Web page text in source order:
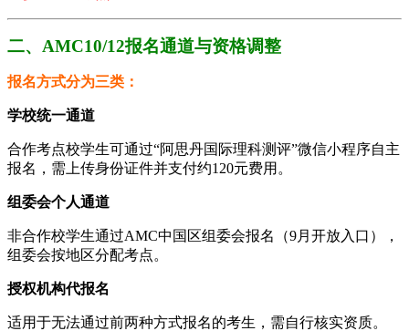
二、AMC10/12报名通道与资格调整
​报名方式分为三类：
​学校统一通道​
合作考点校学生可通过“阿思丹国际理科测评”微信小程序自主
报名，需上传身份证件并支付约120元费用。
​组委会个人通道​
非合作校学生通过AMC中国区组委会报名（9月开放入口），
组委会按地区分配考点。
​授权机构代报名​
适用于无法通过前两种方式报名的考生，需自行核实资质。